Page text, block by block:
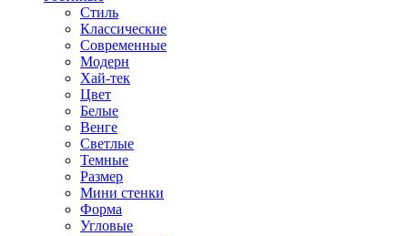
Стиль
Классические
Современные
Модерн
Хай-тек
Цвет
Белые
Венге
Светлые
Темные
Размер
Мини стенки
Форма
Угловые